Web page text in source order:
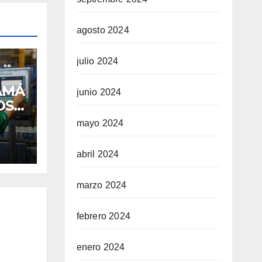
agosto 2024
julio 2024
junio 2024
mayo 2024
abril 2024
marzo 2024
febrero 2024
enero 2024